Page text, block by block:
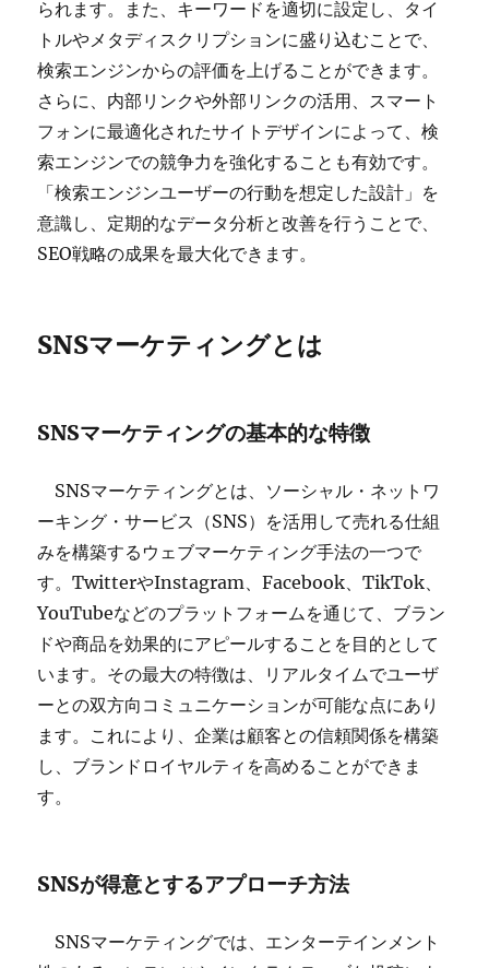
られます。また、キーワードを適切に設定し、タイ
トルやメタディスクリプションに盛り込むことで、
検索エンジンからの評価を上げることができます。
さらに、内部リンクや外部リンクの活用、スマート
フォンに最適化されたサイトデザインによって、検
索エンジンでの競争力を強化することも有効です。
「検索エンジンユーザーの行動を想定した設計」を
意識し、定期的なデータ分析と改善を行うことで、
SEO戦略の成果を最大化できます。
SNSマーケティングとは
SNSマーケティングの基本的な特徴
SNSマーケティングとは、ソーシャル・ネットワ
ーキング・サービス（SNS）を活用して売れる仕組
みを構築するウェブマーケティング手法の一つで
す。TwitterやInstagram、Facebook、TikTok、
YouTubeなどのプラットフォームを通じて、ブラン
ドや商品を効果的にアピールすることを目的として
います。その最大の特徴は、リアルタイムでユーザ
ーとの双方向コミュニケーションが可能な点にあり
ます。これにより、企業は顧客との信頼関係を構築
し、ブランドロイヤルティを高めることができま
す。
SNSが得意とするアプローチ方法
SNSマーケティングでは、エンターテインメント